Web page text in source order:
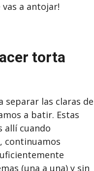
a antojar!
torta
separar las claras de
a batir. Estas
allí cuando
continuamos
(una a una) y sin